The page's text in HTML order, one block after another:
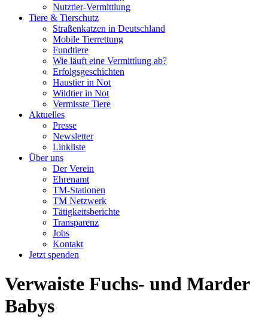
Nutztier-Vermittlung
Tiere & Tierschutz
Straßenkatzen in Deutschland
Mobile Tierrettung
Fundtiere
Wie läuft eine Vermittlung ab?
Erfolgsgeschichten
Haustier in Not
Wildtier in Not
Vermisste Tiere
Aktuelles
Presse
Newsletter
Linkliste
Über uns
Der Verein
Ehrenamt
TM-Stationen
TM Netzwerk
Tätigkeitsberichte
Transparenz
Jobs
Kontakt
Jetzt spenden
Verwaiste Fuchs- und Marder
Babys